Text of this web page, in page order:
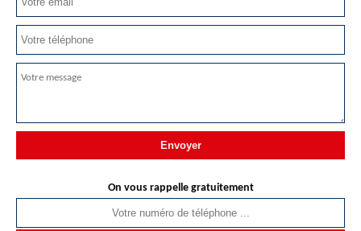
On vous rappelle gratuitement